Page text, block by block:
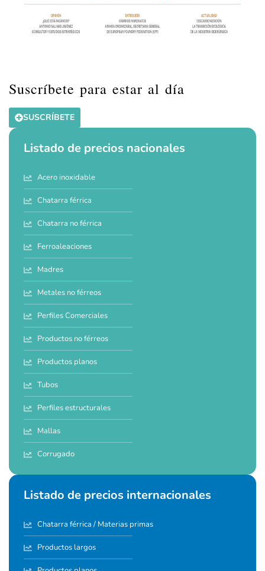
Suscríbete para estar al día
SUSCRÍBETE
Listado de precios nacionales
Acero inoxidable
Chatarra férrica
Chatarra no férrica
Ferroaleaciones
Madres
Metales no férreos
Perfiles Comerciales
Productos no férreos
Productos planos
Tubos
Perfiles estructurales
Mallas
Corrugado
Listado de precios internacionales
Chatarra férrica / Materias primas
Productos largos